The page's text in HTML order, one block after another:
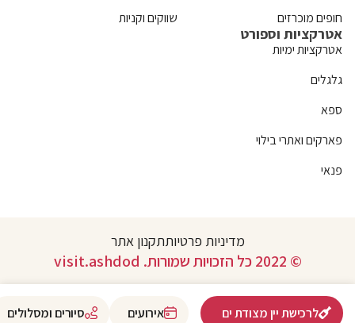
חופים מוכרזים
שווקים וקניות
אטרקציות וספורט
אטרקציות ימיות
גלגלים
ספא
פארקים ואתרי בילוי
פנאי
מדיניות פרטיותתקנון אתר
© 2022 כל הזכויות שמורות. visit.ashdod
לרכישת יין מצודת ים אירועים סיורים ומסלולים